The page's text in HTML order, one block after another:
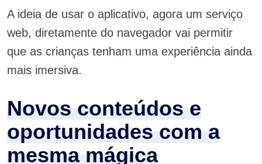
A ideia de usar o aplicativo, agora um serviço
web, diretamente do navegador vai permitir
que as crianças tenham uma experiência ainda
mais imersiva.
Novos conteúdos e
oportunidades com a
mesma mágica